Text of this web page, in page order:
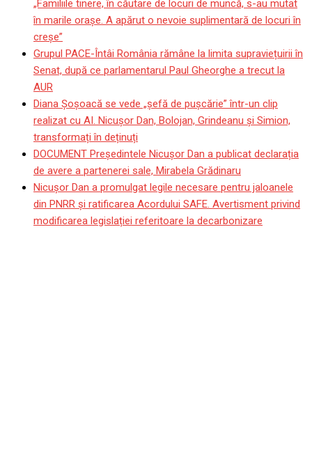
„Familiile tinere, în căutare de locuri de muncă, s-au mutat
în marile orașe. A apărut o nevoie suplimentară de locuri în
creșe”
Grupul PACE-Întâi România rămâne la limita supraviețuirii în
Senat, după ce parlamentarul Paul Gheorghe a trecut la
AUR
Diana Șoșoacă se vede „șefă de pușcărie” într-un clip
realizat cu AI. Nicușor Dan, Bolojan, Grindeanu și Simion,
transformați în deținuți
DOCUMENT Președintele Nicușor Dan a publicat declarația
de avere a partenerei sale, Mirabela Grădinaru
Nicușor Dan a promulgat legile necesare pentru jaloanele
din PNRR și ratificarea Acordului SAFE. Avertisment privind
modificarea legislației referitoare la decarbonizare